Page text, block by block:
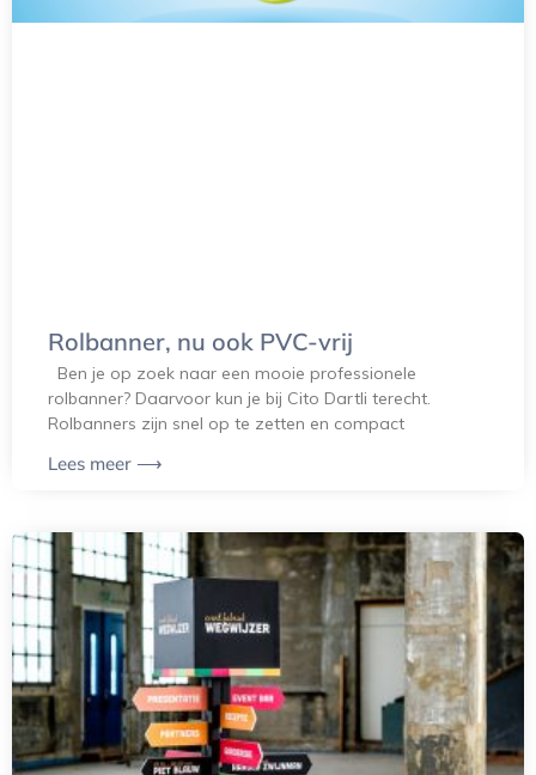
Rolbanner, nu ook PVC-vrij
Ben je op zoek naar een mooie professionele
rolbanner? Daarvoor kun je bij Cito Dartli terecht.
Rolbanners zijn snel op te zetten en compact
Lees meer ⟶